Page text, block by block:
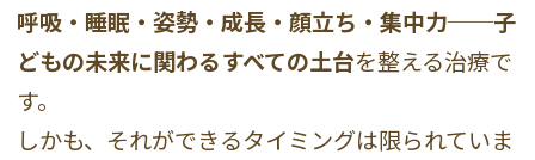
呼吸・睡眠・姿勢・成長・顔立ち・集中力──子
どもの未来に関わるすべての土台を整える治療で
す。
しかも、それができるタイミングは限られていま